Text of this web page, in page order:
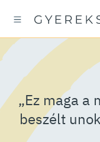
„Ez maga a
beszélt